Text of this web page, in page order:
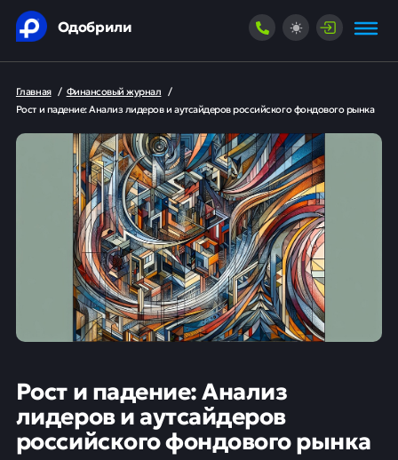
Одобрили
Главная / Финансовый журнал /
Рост и падение: Анализ лидеров и аутсайдеров российского фондового рынка
Рост и падение: Анализ
лидеров и аутсайдеров
российского фондового рынка